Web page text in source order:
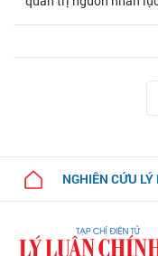
sách thu hút nguồn
Đồng Nai, đánh giá hệ
thực tế, qua đó đề
NGHIÊN CỨU LÝ